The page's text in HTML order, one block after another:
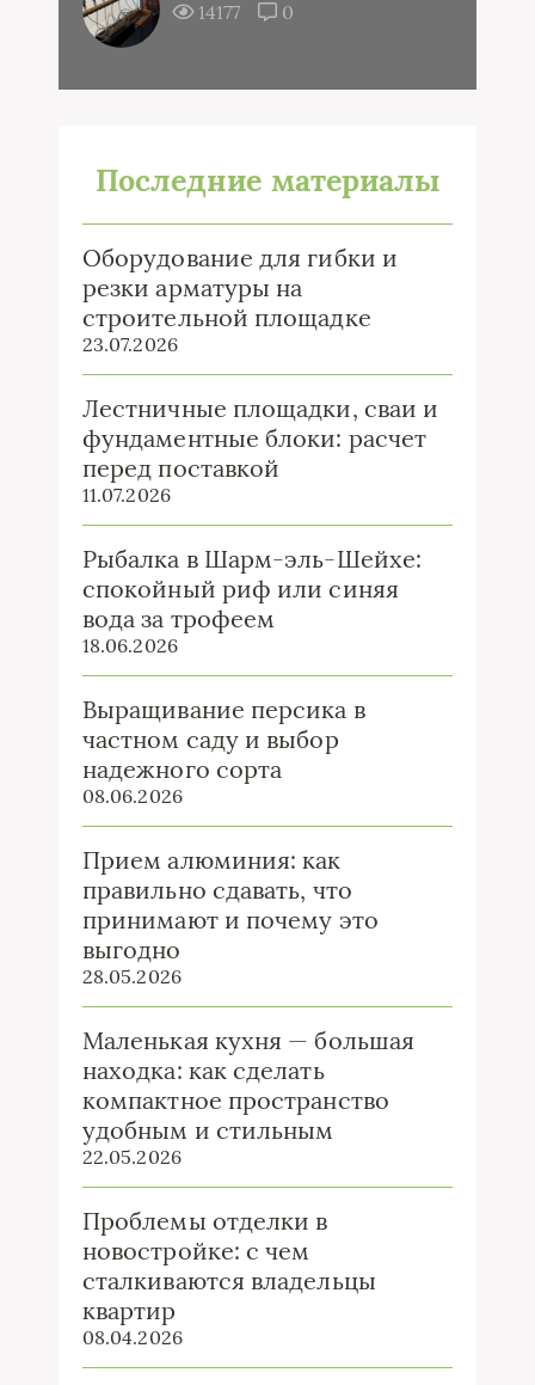
14177 0
Последние материалы
Оборудование для гибки и
резки арматуры на
строительной площадке
23.07.2026
Лестничные площадки, сваи и
фундаментные блоки: расчет
перед поставкой
11.07.2026
Рыбалка в Шарм-эль-Шейхе:
спокойный риф или синяя
вода за трофеем
18.06.2026
Выращивание персика в
частном саду и выбор
надежного сорта
08.06.2026
Прием алюминия: как
правильно сдавать, что
принимают и почему это
выгодно
28.05.2026
Маленькая кухня — большая
находка: как сделать
компактное пространство
удобным и стильным
22.05.2026
Проблемы отделки в
новостройке: с чем
сталкиваются владельцы
квартир
08.04.2026